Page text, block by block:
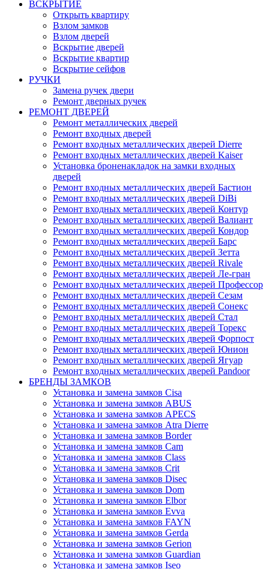
ВСКРЫТИЕ
Открыть квартиру
Взлом замков
Взлом дверей
Вскрытие дверей
Вскрытие квартир
Вскрытие сейфов
РУЧКИ
Замена ручек двери
Ремонт дверных ручек
РЕМОНТ ДВЕРЕЙ
Ремонт металлических дверей
Ремонт входных дверей
Ремонт входных металлических дверей Dierre
Ремонт входных металлических дверей Kaiser
Установка броненакладок на замки входных
дверей
Ремонт входных металлических дверей Бастион
Ремонт входных металлических дверей DiBi
Ремонт входных металлических дверей Контур
Ремонт входных металлических дверей Валиант
Ремонт входных металлических дверей Кондор
Ремонт входных металлических дверей Барс
Ремонт входных металлических дверей Зетта
Ремонт входных металлических дверей Rivale
Ремонт входных металлических дверей Ле-гран
Ремонт входных металлических дверей Профессор
Ремонт входных металлических дверей Сезам
Ремонт входных металлических дверей Сонекс
Ремонт входных металлических дверей Стал
Ремонт входных металлических дверей Торекс
Ремонт входных металлических дверей Форпост
Ремонт входных металлических дверей Юнион
Ремонт входных металлических дверей Ягуар
Ремонт входных металлических дверей Pandoor
БРЕНДЫ ЗАМКОВ
Установка и замена замков Cisa
Установка и замена замков ABUS
Установка и замена замков APECS
Установка и замена замков Atra Dierre
Установка и замена замков Border
Установка и замена замков Cam
Установка и замена замков Class
Установка и замена замков Crit
Установка и замена замков Disec
Установка и замена замков Dom
Установка и замена замков Elbor
Установка и замена замков Evva
Установка и замена замков FAYN
Установка и замена замков Gerda
Установка и замена замков Gerion
Установка и замена замков Guardian
Установка и замена замков Iseo